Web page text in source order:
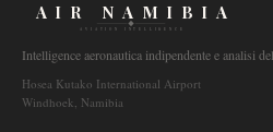
AIR NAMIBIA
AVIATION INTELLIGENCE
Intelligence aeronautica indipendente e analisi
Hosea Kutako International Airport
Windhoek, Namibia